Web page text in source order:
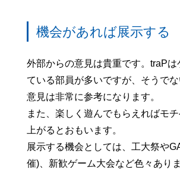
機会があれば展示する
外部からの意見は貴重です。traPは
ている部員が多いですが、そうで
意見は非常に参考になります。
また、楽しく遊んでもらえればモ
上がるとおもいます。
展示する機会としては、工大祭や
催)、新歓ゲーム大会など色々ありま